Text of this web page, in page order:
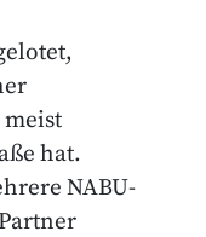
meist
hat.
NABU-